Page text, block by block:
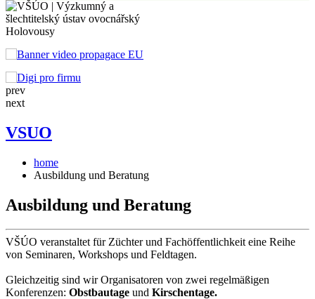
prev
next
VSUO
home
Ausbildung und Beratung
Ausbildung und Beratung
VŠÚO veranstaltet für Züchter und Fachöffentlichkeit eine Reihe
von Seminaren, Workshops und Feldtagen.
Gleichzeitig sind wir Organisatoren von zwei regelmäßigen
Konferenzen: Obstbautage und Kirschentage.